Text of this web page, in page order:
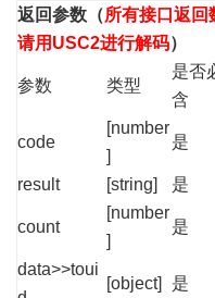
返回参数 （所有接口返回
请用USC2进行解码）
参数 类型
是否
含
code
[number
]
是
result [string] 是
count
[number
]
是
data>>toui
[object] 是